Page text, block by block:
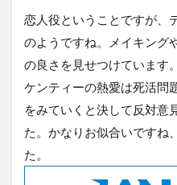
恋人役ということですが、
のようですね。メイキング
の良さを見せつけています
ケンティーの熱愛は死活問
をみていくと決して反対意
た。かなりお似合いですね
た。